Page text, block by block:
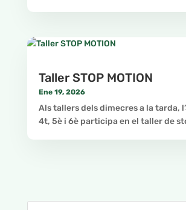
Taller STOP MOTION
Ene 19, 2026
Als tallers dels dimecres a la tarda,
4t, 5è i 6è participa en el taller de